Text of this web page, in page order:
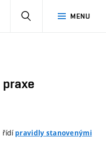
MENU
řídí pravidly stanovenými